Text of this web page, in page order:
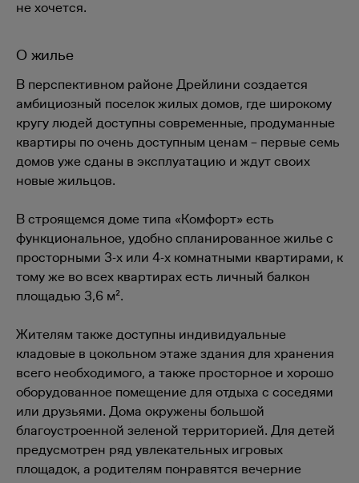
не хочется.
О жилье
В перспективном районе Дрейлини создается
амбициозный поселок жилых домов, где широкому
кругу людей доступны современные, продуманные
квартиры по очень доступным ценам – первые семь
домов уже сданы в эксплуатацию и ждут своих
новые жильцов.
В строящемся доме типа «Комфорт» есть
функциональное, удобно спланированное жилье с
просторными 3-х или 4-х комнатными квартирами, к
тому же во всех квартирах есть личный балкон
площадью 3,6 м².
Жителям также доступны индивидуальные
кладовые в цокольном этаже здания для хранения
всего необходимого, а также просторное и хорошо
оборудованное помещение для отдыха с соседями
или друзьями. Дома окружены большой
благоустроенной зеленой территорией. Для детей
предусмотрен ряд увлекательных игровых
площадок, а родителям понравятся вечерние